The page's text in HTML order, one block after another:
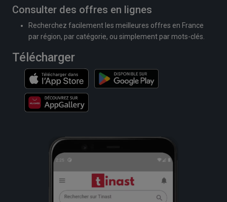
Consulter des offres en lignes
Recherchez facilement les meilleures offres en France
par région, par catégorie, ou simplement par mots-clés.
Télécharger